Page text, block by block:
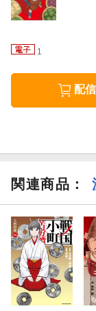
1
配
関連商品 ：